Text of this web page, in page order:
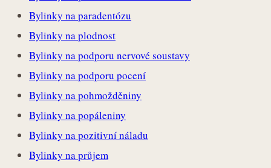
Bylinky na paradentózu
Bylinky na plodnost
Bylinky na podporu nervové soustavy
Bylinky na podporu pocení
Bylinky na pohmožděniny
Bylinky na popáleniny
Bylinky na pozitivní náladu
Bylinky na průjem